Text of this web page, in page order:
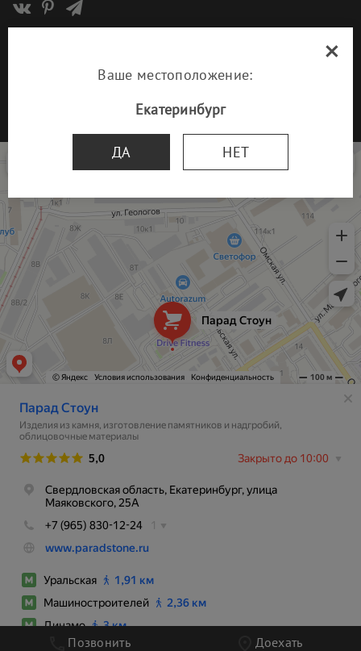
Изделия из камня в Екатеринбурге
Изготовление памятников и надгробий в Екатеринбурге
Политика организации в отношении обработки персональных
Позвонить Доехать
×
Ваше местоположение:
Екатеринбург
ДА НЕТ